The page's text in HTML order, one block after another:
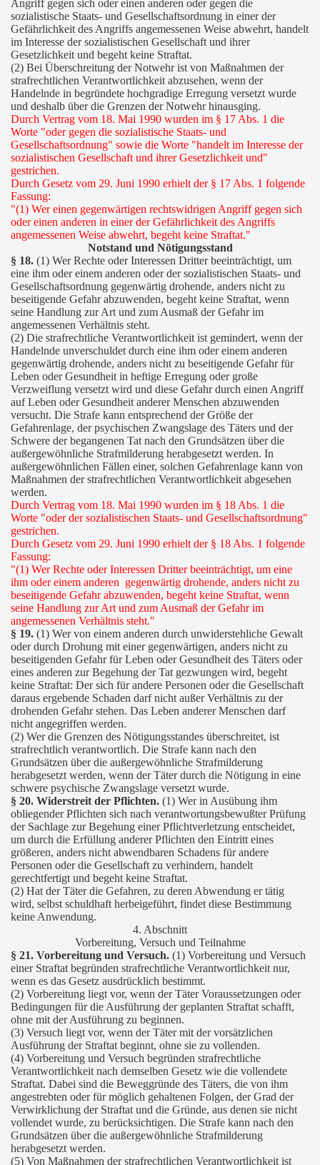
Angriff gegen sich oder einen anderen oder gegen die
sozialistische Staats- und Gesellschaftsordnung in einer der
Gefährlichkeit des Angriffs angemessenen Weise abwehrt, handelt
im Interesse der sozialistischen Gesellschaft und ihrer
Gesetzlichkeit und begeht keine Straftat.
(2) Bei Überschreitung der Notwehr ist von Maßnahmen der
strafrechtlichen Verantwortlichkeit abzusehen, wenn der
Handelnde in begründete hochgradige Erregung versetzt wurde
und deshalb über die Grenzen der Notwehr hinausging.
Durch Vertrag vom 18. Mai 1990 wurden im § 17 Abs. 1 die
Worte "oder gegen die sozialistische Staats- und
Gesellschaftsordnung" sowie die Worte "handelt im Interesse der
sozialistischen Gesellschaft und ihrer Gesetzlichkeit und"
gestrichen.
Durch Gesetz vom 29. Juni 1990 erhielt der § 17 Abs. 1 folgende
Fassung:
"(1) Wer einen gegenwärtigen rechtswidrigen Angriff gegen sich
oder einen anderen in einer der Gefährlichkeit des Angriffs
angemessenen Weise abwehrt, begeht keine Straftat."
Notstand und Nötigungsstand
§ 18. (1) Wer Rechte oder Interessen Dritter beeinträchtigt, um
eine ihm oder einem anderen oder der sozialistischen Staats- und
Gesellschaftsordnung gegenwärtig drohende, anders nicht zu
beseitigende Gefahr abzuwenden, begeht keine Straftat, wenn
seine Handlung zur Art und zum Ausmaß der Gefahr im
angemessenen Verhältnis steht.
(2) Die strafrechtliche Verantwortlichkeit ist gemindert, wenn der
Handelnde unverschuldet durch eine ihm oder einem anderen
gegenwärtig drohende, anders nicht zu beseitigende Gefahr für
Leben oder Gesundheit in heftige Erregung oder große
Verzweiflung versetzt wird und diese Gefahr durch einen Angriff
auf Leben oder Gesundheit anderer Menschen abzuwenden
versucht. Die Strafe kann entsprechend der Größe der
Gefahrenlage, der psychischen Zwangslage des Täters und der
Schwere der begangenen Tat nach den Grundsätzen über die
außergewöhnliche Strafmilderung herabgesetzt werden. In
außergewöhnlichen Fällen einer, solchen Gefahrenlage kann von
Maßnahmen der strafrechtlichen Verantwortlichkeit abgesehen
werden.
Durch Vertrag vom 18. Mai 1990 wurden im § 18 Abs. 1 die
Worte "oder der sozialistischen Staats- und Gesellschaftsordnung"
gestrichen.
Durch Gesetz vom 29. Juni 1990 erhielt der § 18 Abs. 1 folgende
Fassung:
"(1) Wer Rechte oder Interessen Dritter beeinträchtigt, um eine
ihm oder einem anderen gegenwärtig drohende, anders nicht zu
beseitigende Gefahr abzuwenden, begeht keine Straftat, wenn
seine Handlung zur Art und zum Ausmaß der Gefahr im
angemessenen Verhältnis steht."
§ 19. (1) Wer von einem anderen durch unwiderstehliche Gewalt
oder durch Drohung mit einer gegenwärtigen, anders nicht zu
beseitigenden Gefahr für Leben oder Gesundheit des Täters oder
eines anderen zur Begehung der Tat gezwungen wird, begeht
keine Straftat: Der sich für andere Personen oder die Gesellschaft
daraus ergebende Schaden darf nicht außer Verhältnis zu der
drohenden Gefahr stehen. Das Leben anderer Menschen darf
nicht angegriffen werden.
(2) Wer die Grenzen des Nötigungsstandes überschreitet, ist
strafrechtlich verantwortlich. Die Strafe kann nach den
Grundsätzen über die außergewöhnliche Strafmilderung
herabgesetzt werden, wenn der Täter durch die Nötigung in eine
schwere psychische Zwangslage versetzt wurde.
§ 20. Widerstreit der Pflichten. (1) Wer in Ausübung ihm
obliegender Pflichten sich nach verantwortungsbewußter Prüfung
der Sachlage zur Begehung einer Pflichtverletzung entscheidet,
um durch die Erfüllung anderer Pflichten den Eintritt eines
größeren, anders nicht abwendbaren Schadens für andere
Personen oder die Gesellschaft zu verhindern, handelt
gerechtfertigt und begeht keine Straftat.
(2) Hat der Täter die Gefahren, zu deren Abwendung er tätig
wird, selbst schuldhaft herbeigeführt, findet diese Bestimmung
keine Anwendung.
4. Abschnitt
Vorbereitung, Versuch und Teilnahme
§ 21. Vorbereitung und Versuch. (1) Vorbereitung und Versuch
einer Straftat begründen strafrechtliche Verantwortlichkeit nur,
wenn es das Gesetz ausdrücklich bestimmt.
(2) Vorbereitung liegt vor, wenn der Täter Voraussetzungen oder
Bedingungen für die Ausführung der geplanten Straftat schafft,
ohne mit der Ausführung zu beginnen.
(3) Versuch liegt vor, wenn der Täter mit der vorsätzlichen
Ausführung der Straftat beginnt, ohne sie zu vollenden.
(4) Vorbereitung und Versuch begründen strafrechtliche
Verantwortlichkeit nach demselben Gesetz wie die vollendete
Straftat. Dabei sind die Beweggründe des Täters, die von ihm
angestrebten oder für möglich gehaltenen Folgen, der Grad der
Verwirklichung der Straftat und die Gründe, aus denen sie nicht
vollendet wurde, zu berücksichtigen. Die Strafe kann nach den
Grundsätzen über die außergewöhnliche Strafmilderung
herabgesetzt werden.
(5) Von Maßnahmen der strafrechtlichen Verantwortlichkeit ist